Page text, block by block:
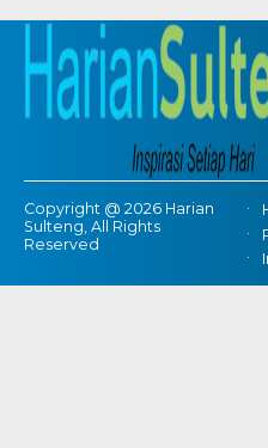
Copyright @ 2026 Harian
Sulteng, All Rights
Reserved